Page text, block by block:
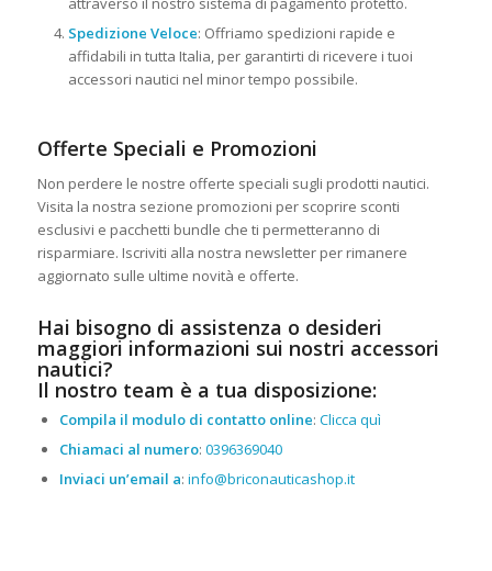
Spedizione Veloce: Offriamo spedizioni rapide e
affidabili in tutta Italia, per garantirti di ricevere i tuoi
accessori nautici nel minor tempo possibile.
Offerte Speciali e Promozioni
Non perdere le nostre offerte speciali sugli prodotti nautici.
Visita la nostra sezione promozioni per scoprire sconti
esclusivi e pacchetti bundle che ti permetteranno di
risparmiare. Iscriviti alla nostra newsletter per rimanere
aggiornato sulle ultime novità e offerte.
Hai bisogno di assistenza o desideri
maggiori informazioni sui nostri accessori
nautici?
Il nostro team è a tua disposizione:
Compila il modulo di contatto online: Clicca quì
Chiamaci al numero: 0396369040
Inviaci un’email a: info@briconauticashop.it